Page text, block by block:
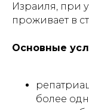
Израиля, при
проживает в
Основные
более